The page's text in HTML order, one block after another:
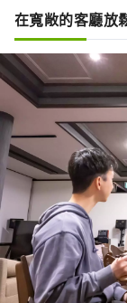
在寬敞的客廳放